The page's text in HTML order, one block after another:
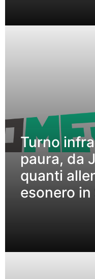
Turno
paura, da
quanti
esonero in